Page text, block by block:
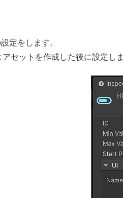
定をします。
アセットを作成した後に設定し